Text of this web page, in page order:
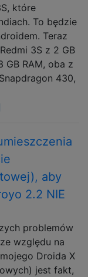
które
To będzie
Teraz
3S z 2 GB
GB RAM, oba z
430,
aby
2.2 NIE
problemów
względu na
Droida X
jest fakt,